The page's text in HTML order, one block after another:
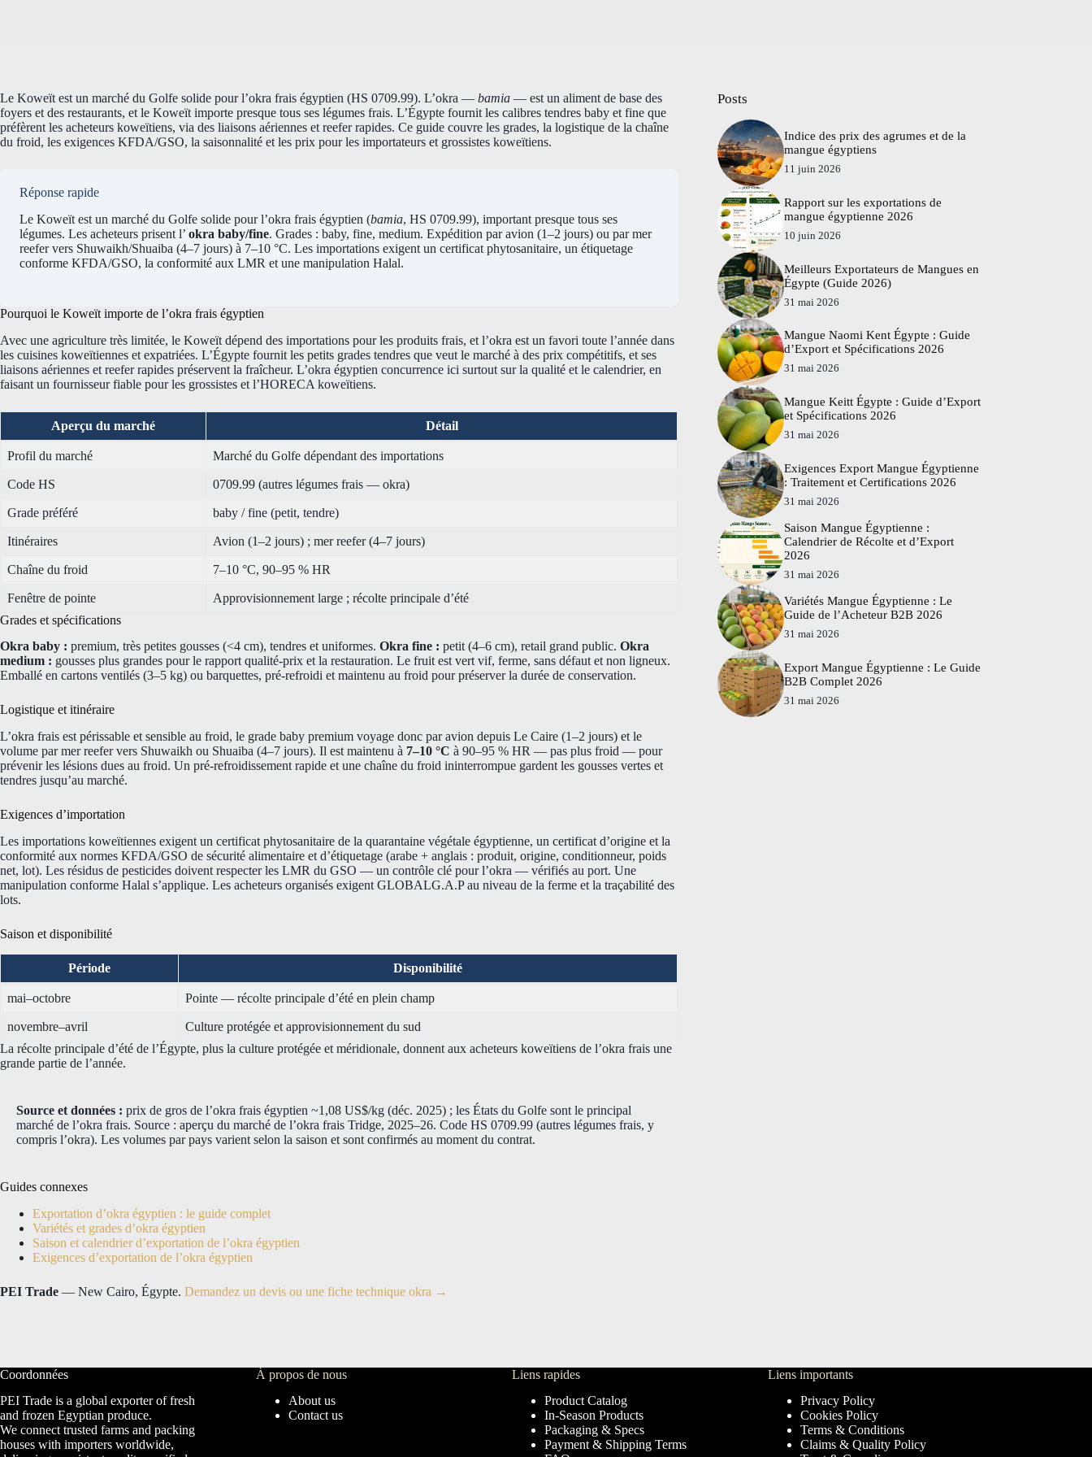
Le Koweït est un marché du Golfe solide pour l’okra frais égyptien (HS 0709.99). L’okra — bamia — est un aliment de base des
foyers et des restaurants, et le Koweït importe presque tous ses légumes frais. L’Égypte fournit les calibres tendres baby et fine que
préfèrent les acheteurs koweïtiens, via des liaisons aériennes et reefer rapides. Ce guide couvre les grades, la logistique de la chaîne
du froid, les exigences KFDA/GSO, la saisonnalité et les prix pour les importateurs et grossistes koweïtiens.
Réponse rapide
Le Koweït est un marché du Golfe solide pour l’okra frais égyptien (bamia, HS 0709.99), important presque tous ses
légumes. Les acheteurs prisent l’ okra baby/fine. Grades : baby, fine, medium. Expédition par avion (1–2 jours) ou par mer
reefer vers Shuwaikh/Shuaiba (4–7 jours) à 7–10 °C. Les importations exigent un certificat phytosanitaire, un étiquetage
conforme KFDA/GSO, la conformité aux LMR et une manipulation Halal.
Pourquoi le Koweït importe de l’okra frais égyptien
Avec une agriculture très limitée, le Koweït dépend des importations pour les produits frais, et l’okra est un favori toute l’année dans
les cuisines koweïtiennes et expatriées. L’Égypte fournit les petits grades tendres que veut le marché à des prix compétitifs, et ses
liaisons aériennes et reefer rapides préservent la fraîcheur. L’okra égyptien concurrence ici surtout sur la qualité et le calendrier, en
faisant un fournisseur fiable pour les grossistes et l’HORECA koweïtiens.
Aperçu du marché Détail
Profil du marché Marché du Golfe dépendant des importations
Code HS 0709.99 (autres légumes frais — okra)
Grade préféré baby / fine (petit, tendre)
Itinéraires Avion (1–2 jours) ; mer reefer (4–7 jours)
Chaîne du froid 7–10 °C, 90–95 % HR
Fenêtre de pointe
Approvisionnement large ; récolte principale d’été
Grades et spécifications
Okra baby : premium, très petites gousses (<4 cm), tendres et uniformes. Okra fine : petit (4–6 cm), retail grand public. Okra
medium : gousses plus grandes pour le rapport qualité-prix et la restauration. Le fruit est vert vif, ferme, sans défaut et non ligneux.
Emballé en cartons ventilés (3–5 kg) ou barquettes, pré-refroidi et maintenu au froid pour préserver la durée de conservation.
Logistique et itinéraire
L’okra frais est périssable et sensible au froid, le grade baby premium voyage donc par avion depuis Le Caire (1–2 jours) et le
volume par mer reefer vers Shuwaikh ou Shuaiba (4–7 jours). Il est maintenu à 7–10 °C à 90–95 % HR — pas plus froid — pour
prévenir les lésions dues au froid. Un pré-refroidissement rapide et une chaîne du froid ininterrompue gardent les gousses vertes et
tendres jusqu’au marché.
Exigences d’importation
Les importations koweïtiennes exigent un certificat phytosanitaire de la quarantaine végétale égyptienne, un certificat d’origine et la
conformité aux normes KFDA/GSO de sécurité alimentaire et d’étiquetage (arabe + anglais : produit, origine, conditionneur, poids
net, lot). Les résidus de pesticides doivent respecter les LMR du GSO — un contrôle clé pour l’okra — vérifiés au port. Une
manipulation conforme Halal s’applique. Les acheteurs organisés exigent GLOBALG.A.P au niveau de la ferme et la traçabilité des
lots.
Saison et disponibilité
Période Disponibilité
mai–octobre Pointe — récolte principale d’été en plein champ
novembre–avril
Culture protégée et approvisionnement du sud
La récolte principale d’été de l’Égypte, plus la culture protégée et méridionale, donnent aux acheteurs koweïtiens de l’okra frais une
grande partie de l’année.
Source et données : prix de gros de l’okra frais égyptien ~1,08 US$/kg (déc. 2025) ; les États du Golfe sont le principal
marché de l’okra frais. Source : aperçu du marché de l’okra frais Tridge, 2025–26. Code HS 0709.99 (autres légumes frais, y
compris l’okra). Les volumes par pays varient selon la saison et sont confirmés au moment du contrat.
Guides connexes
Exportation d’okra égyptien : le guide complet
Variétés et grades d’okra égyptien
Saison et calendrier d’exportation de l’okra égyptien
Exigences d’exportation de l’okra égyptien
PEI Trade — New Cairo, Égypte. Demandez un devis ou une fiche technique okra →
Posts
Indice des prix des agrumes et de la
mangue égyptiens
11 juin 2026
Rapport sur les exportations de
mangue égyptienne 2026
10 juin 2026
Meilleurs Exportateurs de Mangues en
Égypte (Guide 2026)
31 mai 2026
Mangue Naomi Kent Égypte : Guide
d’Export et Spécifications 2026
31 mai 2026
Mangue Keitt Égypte : Guide d’Export
et Spécifications 2026
31 mai 2026
Exigences Export Mangue Égyptienne
: Traitement et Certifications 2026
31 mai 2026
Saison Mangue Égyptienne :
Calendrier de Récolte et d’Export
2026
31 mai 2026
Variétés Mangue Égyptienne : Le
Guide de l’Acheteur B2B 2026
31 mai 2026
Export Mangue Égyptienne : Le Guide
B2B Complet 2026
31 mai 2026
Coordonnées
PEI Trade is a global exporter of fresh
and frozen Egyptian produce.
We connect trusted farms and packing
houses with importers worldwide,
À propos de nous
About us
Contact us
Liens rapides
Product Catalog
In-Season Products
Packaging & Specs
Payment & Shipping Terms
Liens importants
Privacy Policy
Cookies Policy
Terms & Conditions
Claims & Quality Policy